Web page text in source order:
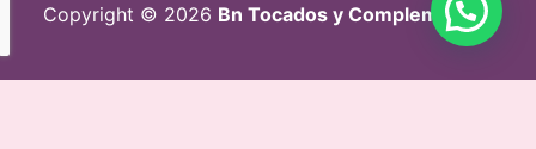
Copyright © 2026 Bn Tocados y Complementos